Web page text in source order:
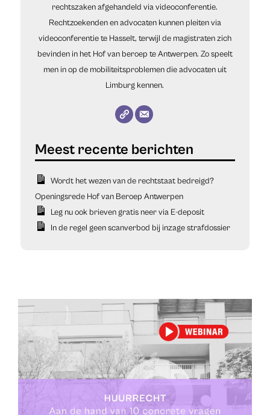
rechtszaken afgehandeld via videoconferentie.
Rechtzoekenden en advocaten kunnen pleiten via
videoconferentie te Hasselt, terwijl de magistraten zich
bevinden in het Hof van beroep te Antwerpen. Zo speelt
men in op de mobiliteitsproblemen die advocaten uit
Limburg kennen.
Wordt het wezen van de rechtstaat bedreigd?
Openingsrede Hof van Beroep Antwerpen
Leg nu ook brieven gratis neer via E-deposit
In de regel geen scanverbod bij inzage strafdossier